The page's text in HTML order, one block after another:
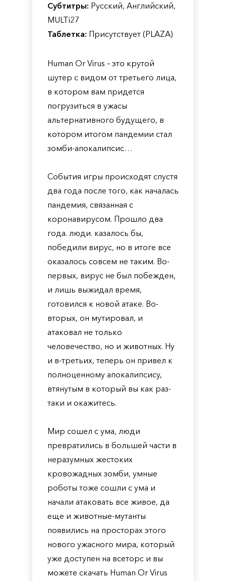
Субтитры: Русский, Английский,
MULTi27
Таблетка: Присутствует (PLAZA)
Human Or Virus – это крутой
шутер с видом от третьего лица,
в котором вам придется
погрузиться в ужасы
альтернативного будущего, в
котором итогом пандемии стал
зомби-апокалипсис…
События игры происходят спустя
два года после того, как началась
пандемия, связанная с
коронавирусом. Прошло два
года. люди. казалось бы,
победили вирус, но в итоге все
оказалось совсем не таким. Во-
первых, вирус не был побежден,
и лишь выжидал время,
готовился к новой атаке. Во-
вторых, он мутировал, и
атаковал не только
человечество, но и животных. Ну
и в-третьих, теперь он привел к
полноценному апокалипсису,
втянутым в который вы как раз-
таки и окажитесь.
Мир сошел с ума, люди
превратились в большей части в
неразумных жестоких
кровожадных зомби, умные
роботы тоже сошли с ума и
начали атаковать все живое, да
еще и животные-мутанты
появились на просторах этого
нового ужасного мира, который
уже доступен на всеторс и вы
можете скачать Human Or Virus